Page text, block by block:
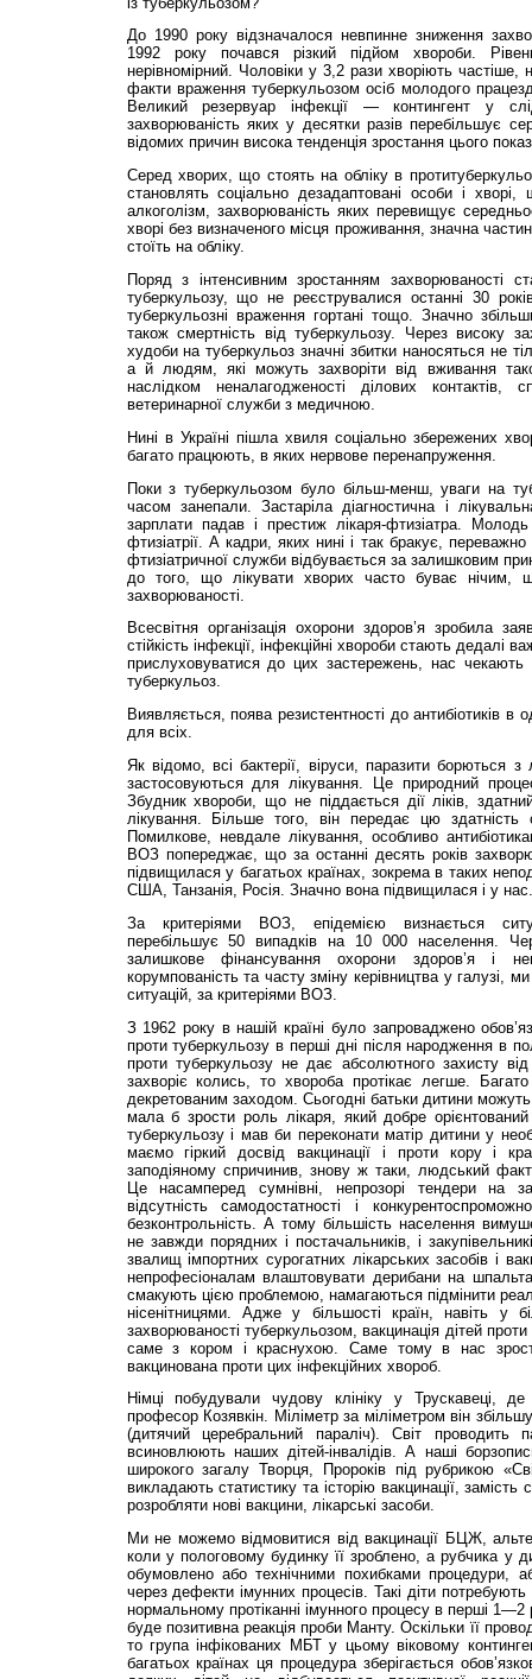
До 1990 року відзначалося невпинне зниження
1992 року почався різкий підйом хвороби.
нерівномірний. Чоловіки у 3,2 рази хворіють частіше,
факти враження туберкульозом осіб молодого
Великий резервуар інфекції — контингент у
захворюваність яких у десятки разів перебільшує
відомих причин висока тенденція зростання цього
Серед хворих, що стоять на обліку в
становлять соціально дезадаптовані особи і
алкоголізм, захворюваність яких перевищує
хворі без визначеного місця проживання, значна
стоїть на обліку.
Поряд з інтенсивним зростанням захворюваності
туберкульозу, що не реєструвалися останні 30
туберкульозні враження гортані тощо. Значно
також смертність від туберкульозу. Через високу
худоби на туберкульоз значні збитки наносяться не
а й людям, які можуть захворіти від вживання
наслідком неналагодженості ділових контактів,
ветеринарної служби з медичною.
Нині в Україні пішла хвиля соціально збережених
багато працюють, в яких нервове перенапруження.
Поки з туберкульозом було більш-менш, уваги на
часом занепали. Застаріла діагностична і
зарплати падав і престиж лікаря-фтизіатра.
фтизіатрії. А кадри, яких нині і так бракує, переважно
фтизіатричної служби відбувається за залишковим
до того, що лікувати хворих часто буває
захворюваності.
Всесвітня організація охорони здоров’я зробила
стійкість інфекції, інфекційні хвороби стають дедалі
прислуховуватися до цих застережень, нас чекають
туберкульоз.
Виявляється, поява резистентності до антибіотиків в
для всіх.
Як відомо, всі бактерії, віруси, паразити борються
застосовуються для лікування. Це природний
Збудник хвороби, що не піддається дії ліків,
лікування. Більше того, він передає цю здатність
Помилкове, невдале лікування, особливо
ВОЗ попереджає, що за останні десять років
підвищилася у багатьох країнах, зокрема в таких
США, Танзанія, Росія. Значно вона підвищилася і у нас.
За критеріями ВОЗ, епідемією визнається
перебільшує 50 випадків на 10 000 населення.
залишкове фінансування охорони здоров’я і
корумпованість та часту зміну керівництва у галузі,
ситуацій, за критеріями ВОЗ.
З 1962 року в нашій країні було запроваджено
проти туберкульозу в перші дні після народження в
проти туберкульозу не дає абсолютного захисту
захворіє колись, то хвороба протікає легше.
декретованим заходом. Сьогодні батьки дитини можуть
мала б зрости роль лікаря, який добре орієнтований
туберкульозу і мав би переконати матір дитини у
маємо гіркий досвід вакцинації і проти кору і
заподіяному спричинив, знову ж таки, людський
Це насамперед сумнівні, непрозорі тендери на
відсутність самодостатності і
безконтрольність. А тому більшість населення
не завжди порядних і постачальників, і
звалищ імпортних сурогатних лікарських засобів і
непрофесіоналам влаштовувати дерибани на
смакують цією проблемою, намагаються підмінити
нісенітницями. Адже у більшості країн, навіть у
захворюваності туберкульозом, вакцинація дітей проти
саме з кором і краснухою. Саме тому в нас
вакцинована проти цих інфекційних хвороб.
Німці побудували чудову клініку у Трускавеці,
професор Козявкін. Міліметр за міліметром він
(дитячий церебральний параліч). Світ проводить
всиновлюють наших дітей-інвалідів. А наші
широкого загалу Творця, Пророків під рубрикою
викладають статистику та історію вакцинації,
розробляти нові вакцини, лікарські засоби.
Ми не можемо відмовитися від вакцинації БЦЖ,
коли у пологовому будинку її зроблено, а рубчика у
обумовлено або технічними похибками процедури,
через дефекти імунних процесів. Такі діти
нормальному протіканні імунного процесу в перші 1—2
буде позитивна реакція проби Манту. Оскільки її
то група інфікованих МБТ у цьому віковому
багатьох країнах ця процедура зберігається